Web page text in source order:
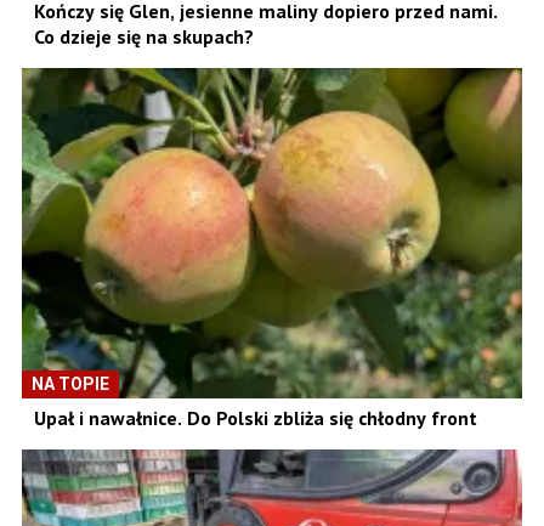
Kończy się Glen, jesienne maliny dopiero przed nami.
Co dzieje się na skupach?
NA TOPIE
Upał i nawałnice. Do Polski zbliża się chłodny front